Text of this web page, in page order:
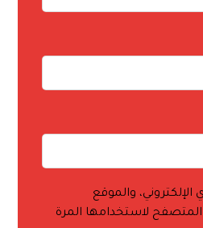
والموقع
المتصفح لاستخدامها المرة